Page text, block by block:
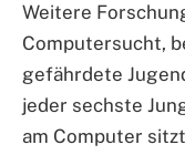
Weitere
Computersucht,
gefährdete
jeder sechste
am Computer